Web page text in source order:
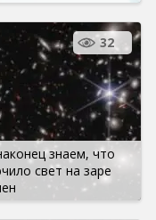
знаем, что
свет на заре
32